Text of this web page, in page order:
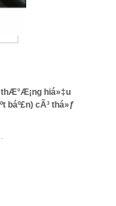
thÆ°Æ¡ng hiá»‡u
báº£n) cÃ³ thá»ƒ